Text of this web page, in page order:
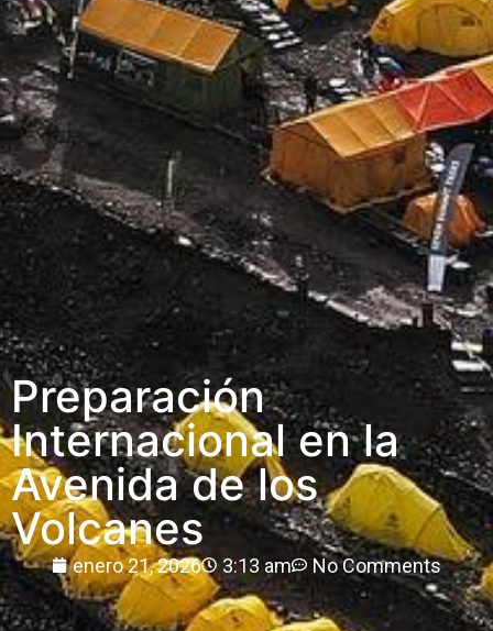
Preparación
Internacional en la
Avenida de los
Volcanes
enero 21, 2026 3:13 am No Comments